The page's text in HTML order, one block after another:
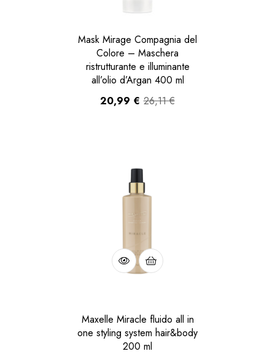
Mask Mirage Compagnia del
Colore – Maschera
ristrutturante e illuminante
all’olio d’Argan 400 ml
26,11€
20,99 €
Maxelle Miracle fluido all in
one styling system hair&body
200 ml